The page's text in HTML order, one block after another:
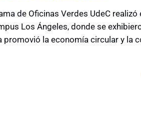
de Oficinas Verdes UdeC
Los Ángeles, donde se
promovió la economía circular y la